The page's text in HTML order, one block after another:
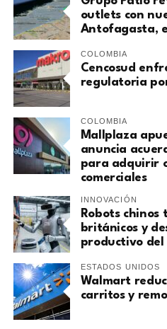
outlets con
Antofagasta,
COLOMBIA
Cencosud
regulatoria
COLOMBIA
Mallplaza
anuncia
para adquirir
comerciales
INNOVACIÓN
Robots chinos
británicos y
productivo del
ESTADOS UNIDOS
Walmart
carritos y